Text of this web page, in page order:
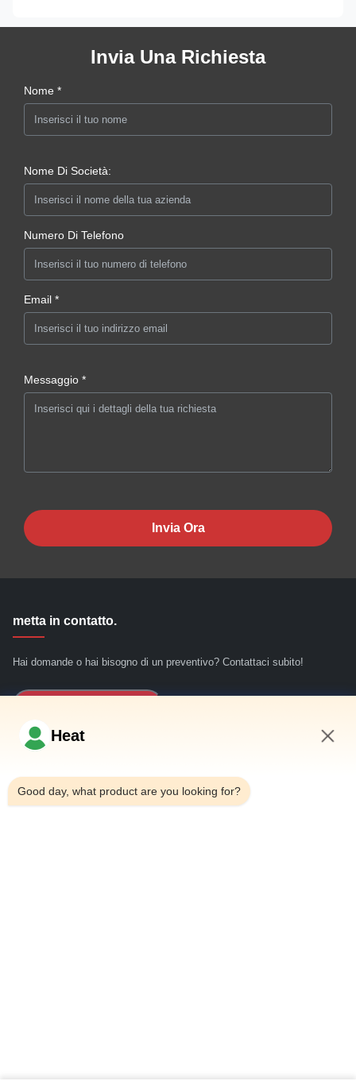
Invia Una Richiesta
Nome *
Nome Di Società:
Numero Di Telefono
Email *
Messaggio *
Invia Ora
metta in contatto.
Hai domande o hai bisogno di un preventivo? Contattaci subito!
Link Veloci
Casa
Heat
Good day, what product are you looking for?